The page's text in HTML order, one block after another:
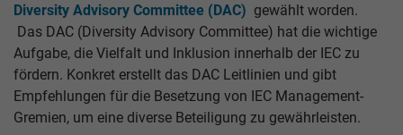
Diversity Advisory Committee (DAC) gewählt worden.
Das DAC (Diversity Advisory Committee) hat die wichtige
Aufgabe, die Vielfalt und Inklusion innerhalb der IEC zu
fördern. Konkret erstellt das DAC Leitlinien und gibt
Empfehlungen für die Besetzung von IEC Management-
Gremien, um eine diverse Beteiligung zu gewährleisten.